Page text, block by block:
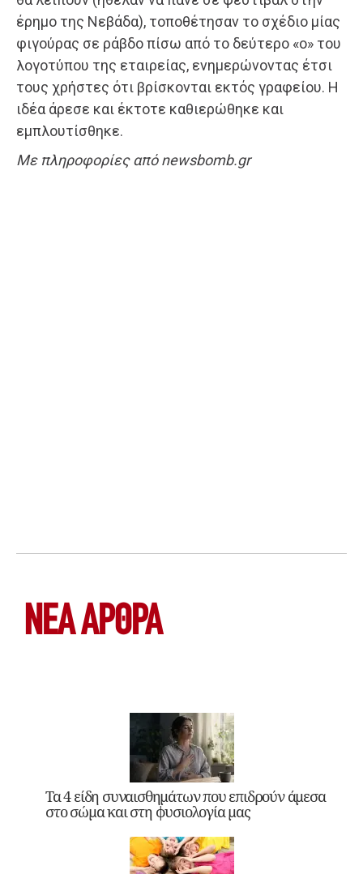
έρημο της Νεβάδα), τοποθέτησαν το σχέδιο μίας
φιγούρας σε ράβδο πίσω από το δεύτερο «ο» του
λογοτύπου της εταιρείας, ενημερώνοντας έτσι
τους χρήστες ότι βρίσκονται εκτός γραφείου. Η
ιδέα άρεσε και έκτοτε καθιερώθηκε και
εμπλουτίσθηκε.
Με πληροφορίες από newsbomb.gr
ΝΕΑ ΆΡΘΡΑ
Τα 4 είδη συναισθημάτων που επιδρούν άμεσα
στο σώμα και στη φυσιολογία μας